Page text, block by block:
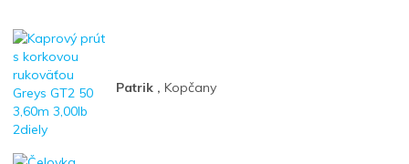
Patrik , Kopčany